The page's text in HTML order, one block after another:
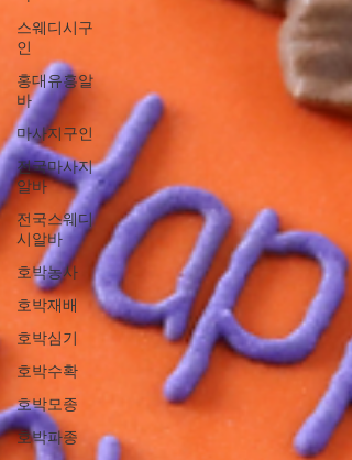
스웨디시구
인
홍대유흥알
바
마사지구인
전국마사지
알바
전국스웨디
시알바
호박농사
호박재배
호박심기
호박수확
호박모종
호박파종